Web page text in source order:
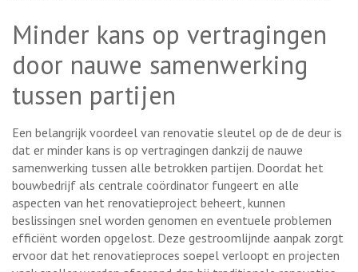
Minder kans op vertragingen
door nauwe samenwerking
tussen partijen
Een belangrijk voordeel van renovatie sleutel op de de deur is
dat er minder kans is op vertragingen dankzij de nauwe
samenwerking tussen alle betrokken partijen. Doordat het
bouwbedrijf als centrale coördinator fungeert en alle
aspecten van het renovatieproject beheert, kunnen
beslissingen snel worden genomen en eventuele problemen
efficiënt worden opgelost. Deze gestroomlijnde aanpak zorgt
ervoor dat het renovatieproces soepel verloopt en projecten